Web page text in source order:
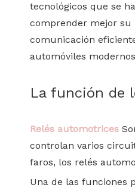
tecnológicos que se
comprender mejor su
comunicación
automóviles
La función de
Relés automotrices
controlan varios
faros, los relés
Una de las funciones